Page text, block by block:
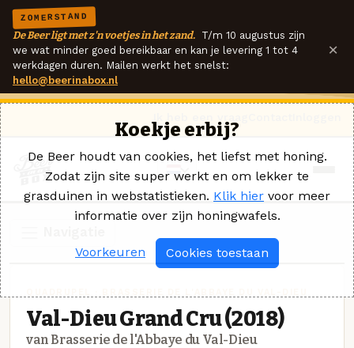
ZOMERSTAND
De Beer ligt met z'n voetjes in het zand. T/m 10 augustus zijn
we wat minder goed bereikbaar en kan je levering 1 tot 4
werkdagen duren. Mailen werkt het snelst:
hello@beerinabox.nl
×
Val-Dieu Grand Cru (2018)
van Brasserie de l'Abbaye du Val-Dieu
Koekje erbij?
De Beer houdt van cookies, het liefst met honing.
Zodat zijn site super werkt en om lekker te
grasduinen in webstatistieken. Klik hier voor meer
informatie over zijn honingwafels.
Voorkeuren Cookies toestaan